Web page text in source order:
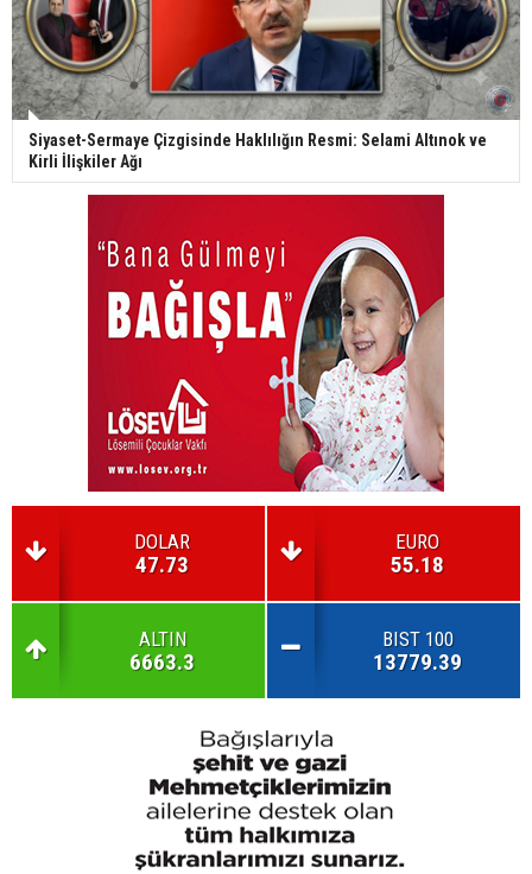
Siyaset-Sermaye Çizgisinde Haklılığın Resmi: Selami Altınok ve
Kirli İlişkiler Ağı
DOLAR
47.73
EURO
55.18
ALTIN
6663.3
BIST 100
13779.39